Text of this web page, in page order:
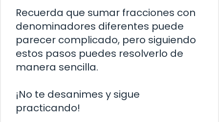
Recuerda que sumar fracciones con
denominadores diferentes puede
parecer complicado, pero siguiendo
estos pasos puedes resolverlo de
manera sencilla.
¡No te desanimes y sigue
practicando!